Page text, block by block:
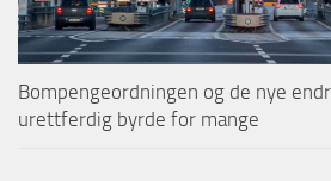
Bompengeordningen og de nye
urettferdig byrde for mange